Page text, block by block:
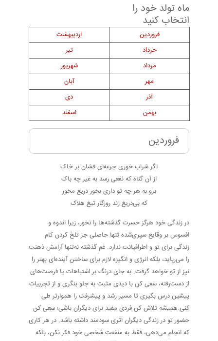
ماه تولد خود را
انتخاب کنید
فروردین
اردیبهشت
خرداد
تیر
مرداد
شهریور
مهر
آبان
آذر
دی
بهمن
اسفند
فروردین
اگر شراب خوری جرعه‌ای فشان بر خاک
از آن گناه که نفعی رسد به غیر چه باک
برو به هر چه تو داری بخور دریغ مخور
که بی‌دریغ زند روزگار تیغ هلاک
در زندگی خود هرگز حسرت گذشته‌ها را نخور، زیرا اندوه و
افسوس بر وقایع سپری‌شده تنها حاصلی جز تلخ کردن کام
زندگی برای تو و اطرافیانت ندارد. غم گذشته نه‌تنها آرامش ذهنت
را می‌رباید، بلکه انرژی و انگیزه لازم برای ساختن آینده‌ای بهتر را
نیز از تو خواهد گرفت. به جای درنگ بر اشتباهات یا فرصت‌های
از دست‌رفته، سعی کن با دیدی مثبت به جلو بنگری و از تجربیات
پیشین درس بگیری تا مسیر رشد و پیشرفت را هموارتر طی
کنی.همیشه تلاش کن فردی مفید برای دیگران باشی؛ سعی کن
حضور تو در زندگی دیگران اثری سودمند داشته باشد. در هر کاری
که انجام می‌دهی، فقط به منفعت شخصی خود فکر نکن، بلکه